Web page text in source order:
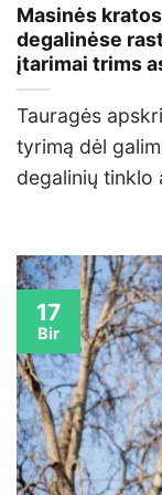
Masinės
degalinėse
įtarimai trims
Tauragės
tyrimą dėl
degalinių tinklo
17
Bir